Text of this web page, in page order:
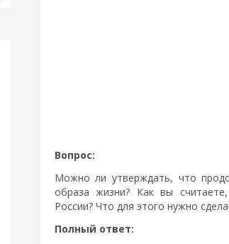
Вопрос:
Можно ли утверждать, что
образа жизни? Как вы
России? Что для этого нужно
Полный ответ: